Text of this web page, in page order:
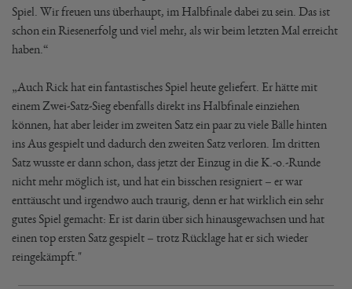
Spiel. Wir freuen uns überhaupt, im Halbfinale dabei zu sein. Das ist
schon ein Riesenerfolg und viel mehr, als wir beim letzten Mal erreicht
haben.“
„Auch Rick hat ein fantastisches Spiel heute geliefert. Er hätte mit
einem Zwei-Satz-Sieg ebenfalls direkt ins Halbfinale einziehen
können, hat aber leider im zweiten Satz ein paar zu viele Bälle hinten
ins Aus gespielt und dadurch den zweiten Satz verloren. Im dritten
Satz wusste er dann schon, dass jetzt der Einzug in die K.-o.-Runde
nicht mehr möglich ist, und hat ein bisschen resigniert – er war
enttäuscht und irgendwo auch traurig, denn er hat wirklich ein sehr
gutes Spiel gemacht: Er ist darin über sich hinausgewachsen und hat
einen top ersten Satz gespielt – trotz Rücklage hat er sich wieder
reingekämpft."